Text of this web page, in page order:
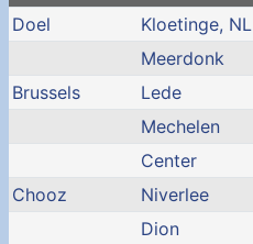
Doel Kloetinge, NL
Meerdonk
Brussels
Lede
Mechelen
Center
Chooz
Niverlee
Dion